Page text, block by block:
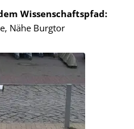
Wissenschaftspfad:
Nähe Burgtor